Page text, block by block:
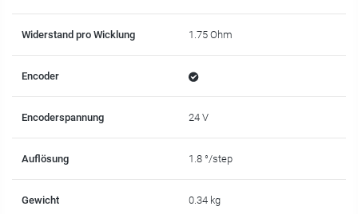
Widerstand pro Wicklung 1.75 Ohm
Encoder
Encoderspannung 24 V
Auflösung 1.8 °/step
Gewicht 0.34 kg